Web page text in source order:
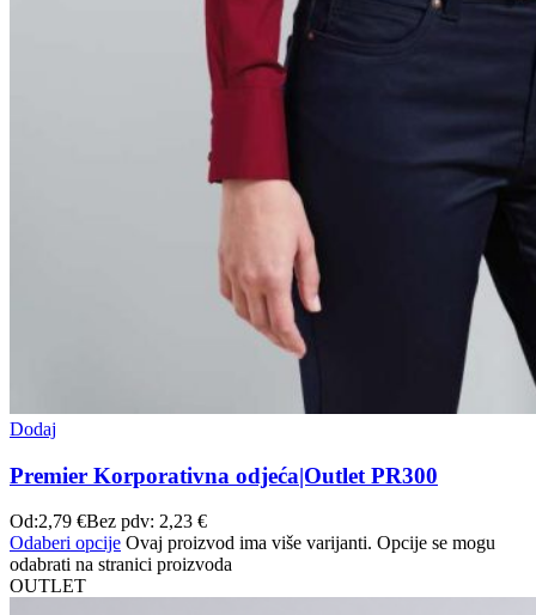
Dodaj
Premier Korporativna odjeća|Outlet PR300
Od:2,79 €Bez pdv: 2,23 €
Odaberi opcije Ovaj proizvod ima više varijanti. Opcije se mogu
odabrati na stranici proizvoda
OUTLET